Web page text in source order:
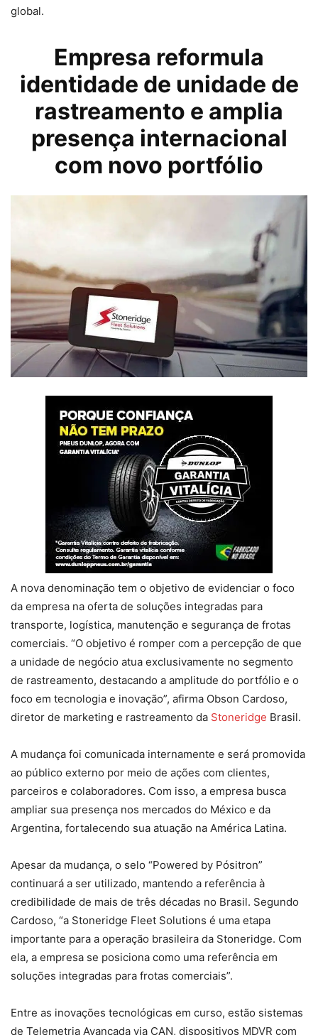
global.
Empresa reformula
identidade de unidade de
rastreamento e amplia
presença internacional
com novo portfólio
A nova denominação tem o objetivo de evidenciar o foco
da empresa na oferta de soluções integradas para
transporte, logística, manutenção e segurança de frotas
comerciais. “O objetivo é romper com a percepção de que
a unidade de negócio atua exclusivamente no segmento
de rastreamento, destacando a amplitude do portfólio e o
foco em tecnologia e inovação”, afirma Obson Cardoso,
diretor de marketing e rastreamento da Stoneridge Brasil.
A mudança foi comunicada internamente e será promovida
ao público externo por meio de ações com clientes,
parceiros e colaboradores. Com isso, a empresa busca
ampliar sua presença nos mercados do México e da
Argentina, fortalecendo sua atuação na América Latina.
Apesar da mudança, o selo “Powered by Pósitron”
continuará a ser utilizado, mantendo a referência à
credibilidade de mais de três décadas no Brasil. Segundo
Cardoso, “a Stoneridge Fleet Solutions é uma etapa
importante para a operação brasileira da Stoneridge. Com
ela, a empresa se posiciona como uma referência em
soluções integradas para frotas comerciais”.
Entre as inovações tecnológicas em curso, estão sistemas
de Telemetria Avançada via CAN, dispositivos MDVR com